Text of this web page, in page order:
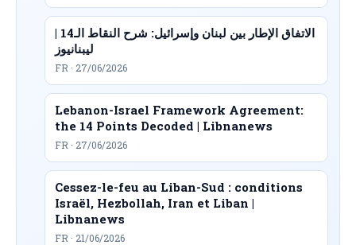
الاتفاق الإطار بين لبنان وإسرائيل: شرح النقاط الـ14 |
ليبنانيوز
FR · 27/06/2026
Lebanon-Israel Framework Agreement:
the 14 Points Decoded | Libnanews
FR · 27/06/2026
Cessez-le-feu au Liban-Sud : conditions
Israël, Hezbollah, Iran et Liban |
Libnanews
FR · 21/06/2026